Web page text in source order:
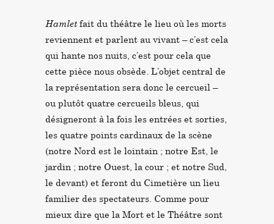
Hamlet fait du théâtre le lieu où les morts
reviennent et parlent au vivant – c’est cela
qui hante nos nuits, c’est pour cela que
cette pièce nous obsède. L’objet central de
la représentation sera donc le cercueil –
ou plutôt quatre cercueils bleus, qui
désigneront à la fois les entrées et sorties,
les quatre points cardinaux de la scène
(notre Nord est le lointain ; notre Est, le
jardin ; notre Ouest, la cour ; et notre Sud,
le devant) et feront du Cimetière un lieu
familier des spectateurs. Comme pour
mieux dire que la Mort et le Théâtre sont